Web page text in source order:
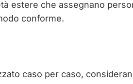
estere che assegnano
conforme.
caso per caso,